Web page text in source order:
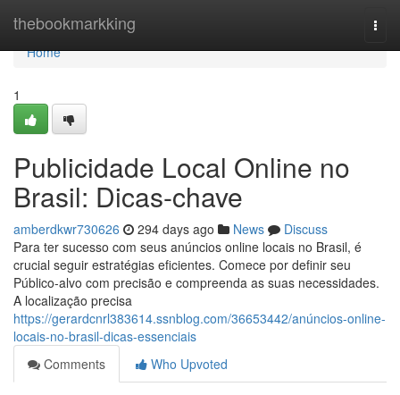
thebookmarkking
Home
Home
1
Publicidade Local Online no
Brasil: Dicas-chave
amberdkwr730626 294 days ago News
Discuss
Para ter sucesso com seus anúncios online locais no Brasil, é
crucial seguir estratégias eficientes. Comece por definir seu
Público-alvo com precisão e compreenda as suas necessidades.
A localização precisa
https://gerardcnrl383614.ssnblog.com/36653442/anúncios-online-
locais-no-brasil-dicas-essenciais
Comments
Who Upvoted